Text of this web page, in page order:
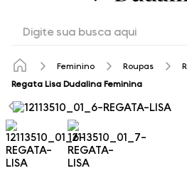
Feminino Roupas
Regata Lisa Dudalina Feminina